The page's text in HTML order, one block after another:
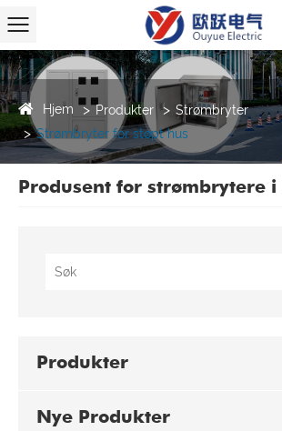
Hjem Produkter
Strømbryter
Strømbryter for støpt hus
Produsent for strømbrytere i
Produkter
Nye Produkter